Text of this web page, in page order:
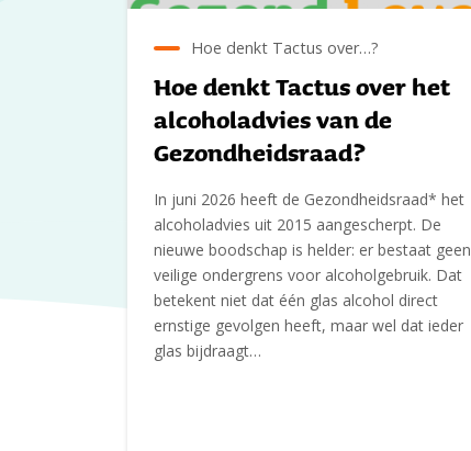
Hoe denkt Tactus over…?
Hoe denkt Tactus over het
alcoholadvies van de
Gezondheidsraad?
In juni 2026 heeft de Gezondheidsraad* het
alcoholadvies uit 2015 aangescherpt. De
nieuwe boodschap is helder: er bestaat geen
veilige ondergrens voor alcoholgebruik. Dat
betekent niet dat één glas alcohol direct
ernstige gevolgen heeft, maar wel dat ieder
glas bijdraagt…